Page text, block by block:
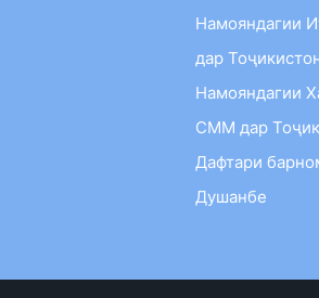
Намояндагии
дар
Намояндагии
СММ дар
Дафтари
Душанбе